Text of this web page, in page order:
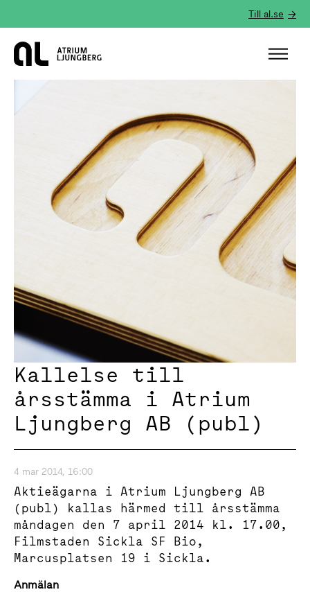
Till al.se
Hem
Kallelse till
årsstämma i Atrium
Ljungberg AB (publ)
4 mar 2014, 16:00
Aktieägarna i Atrium Ljungberg AB
(publ) kallas härmed till årsstämma
måndagen den 7 april 2014 kl. 17.00,
Filmstaden Sickla SF Bio,
Marcusplatsen 19 i Sickla.
Anmälan